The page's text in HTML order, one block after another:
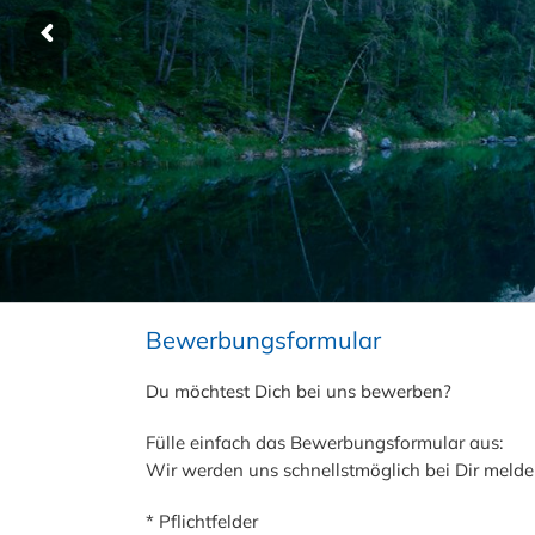
Bewerbungsformular
Du möchtest Dich bei uns bewerben?
Fülle einfach das Bewerbungsformular aus:
Wir werden uns schnellstmöglich bei Dir
* Pflichtfelder